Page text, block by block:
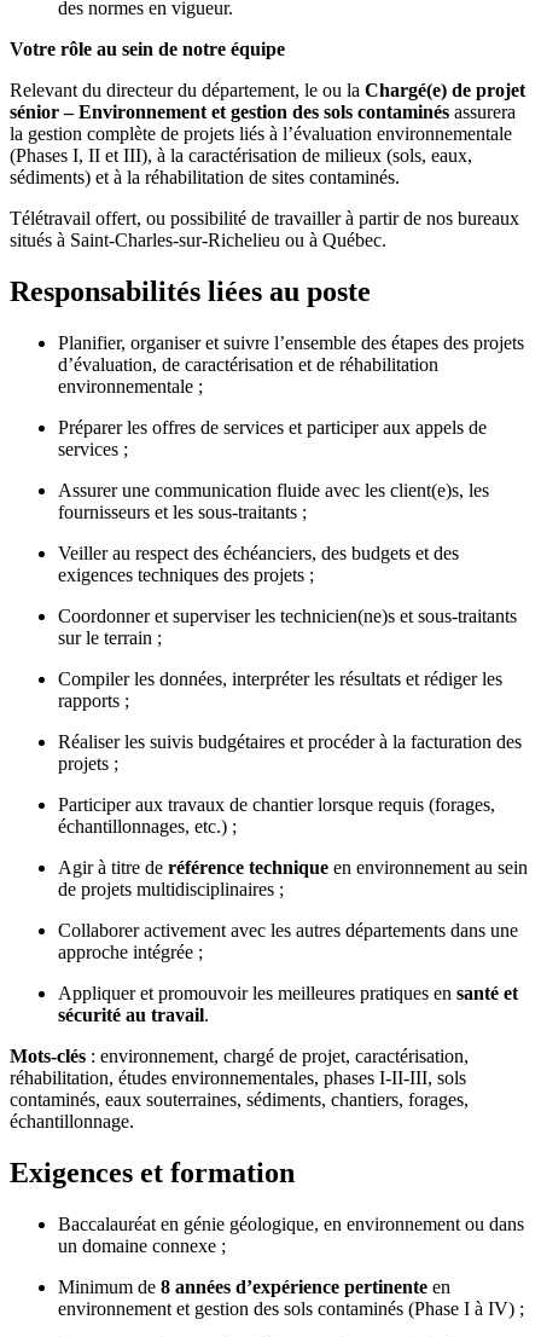
des normes en vigueur.
Votre rôle au sein de notre équipe
Relevant du directeur du département, le ou la Chargé(e) de projet
sénior – Environnement et gestion des sols contaminés assurera
la gestion complète de projets liés à l’évaluation environnementale
(Phases I, II et III), à la caractérisation de milieux (sols, eaux,
sédiments) et à la réhabilitation de sites contaminés.
Télétravail offert, ou possibilité de travailler à partir de nos bureaux
situés à Saint-Charles-sur-Richelieu ou à Québec.
Responsabilités liées au poste
Planifier, organiser et suivre l’ensemble des étapes des projets
d’évaluation, de caractérisation et de réhabilitation
environnementale ;
Préparer les offres de services et participer aux appels de
services ;
Assurer une communication fluide avec les client(e)s, les
fournisseurs et les sous-traitants ;
Veiller au respect des échéanciers, des budgets et des
exigences techniques des projets ;
Coordonner et superviser les technicien(ne)s et sous-traitants
sur le terrain ;
Compiler les données, interpréter les résultats et rédiger les
rapports ;
Réaliser les suivis budgétaires et procéder à la facturation des
projets ;
Participer aux travaux de chantier lorsque requis (forages,
échantillonnages, etc.) ;
Agir à titre de référence technique en environnement au sein
de projets multidisciplinaires ;
Collaborer activement avec les autres départements dans une
approche intégrée ;
Appliquer et promouvoir les meilleures pratiques en santé et
sécurité au travail.
Mots-clés : environnement, chargé de projet, caractérisation,
réhabilitation, études environnementales, phases I-II-III, sols
contaminés, eaux souterraines, sédiments, chantiers, forages,
échantillonnage.
Exigences et formation
Baccalauréat en génie géologique, en environnement ou dans
un domaine connexe ;
Minimum de 8 années d’expérience pertinente en
environnement et gestion des sols contaminés (Phase I à IV) ;